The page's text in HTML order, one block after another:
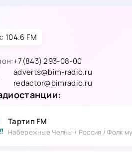
104.6 FM
+7(843) 293-08-00
adverts@bim-radio.ru
redactor@bimradio.ru
Тартип FM
Набережные Челны / Россия / Фолк